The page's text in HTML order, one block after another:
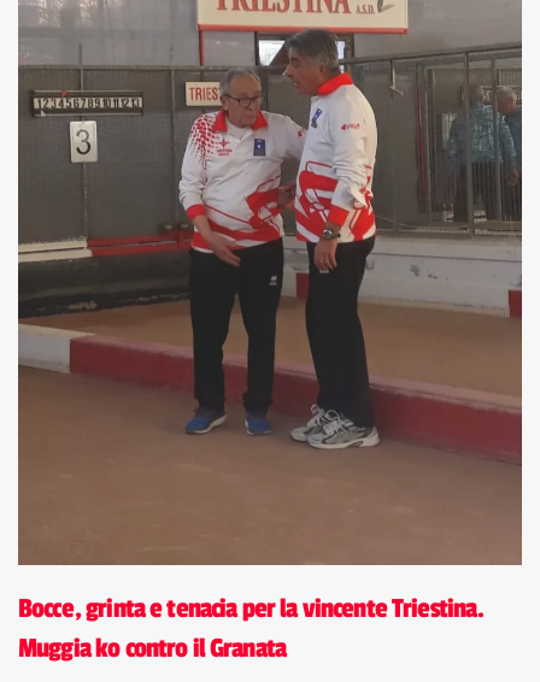
Bocce, grinta e tenacia per la vincente Triestina.
Muggia ko contro il Granata